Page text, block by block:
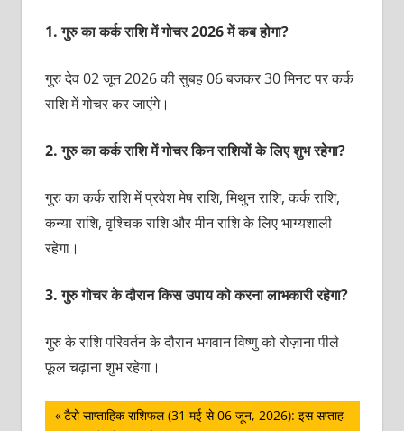
1.गुरु का कर्क राशि में गोचर 2026 में कब होगा?
गुरु देव 02 जून 2026 की सुबह 06 बजकर 30 मिनट पर कर्क
राशि में गोचर कर जाएंगे।
2.गुरु का कर्क राशि में गोचर किन राशियों के लिए शुभ रहेगा?
गुरु का कर्क राशि में प्रवेश मेष राशि, मिथुन राशि, कर्क राशि,
कन्या राशि, वृश्चिक राशि और मीन राशि के लिए भाग्यशाली
रहेगा।
3.गुरु गोचर के दौरान किस उपाय को करना लाभकारी रहेगा?
गुरु के राशि परिवर्तन के दौरान भगवान विष्णु को रोज़ाना पीले
फूल चढ़ाना शुभ रहेगा।
पोस्ट
Previous
टैरो साप्ताहिक राशिफल (31 मई से 06 जून, 2026): इस सप्ताह